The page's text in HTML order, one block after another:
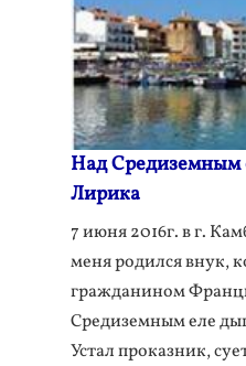
Над
Лирика
7 июня 2016г. в г.
меня родился внук,
гражданином
Средиземным еле
Устал проказник,